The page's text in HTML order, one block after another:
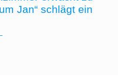
Jan“ schlägt ein